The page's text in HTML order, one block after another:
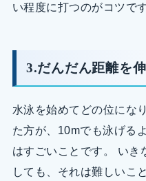
い程度に打つのがコツです
3.だんだん距離を
水泳を始めてどの位にな
た方が、10mでも泳げる
はすごいことです。 いき
しても、それは難しいこ